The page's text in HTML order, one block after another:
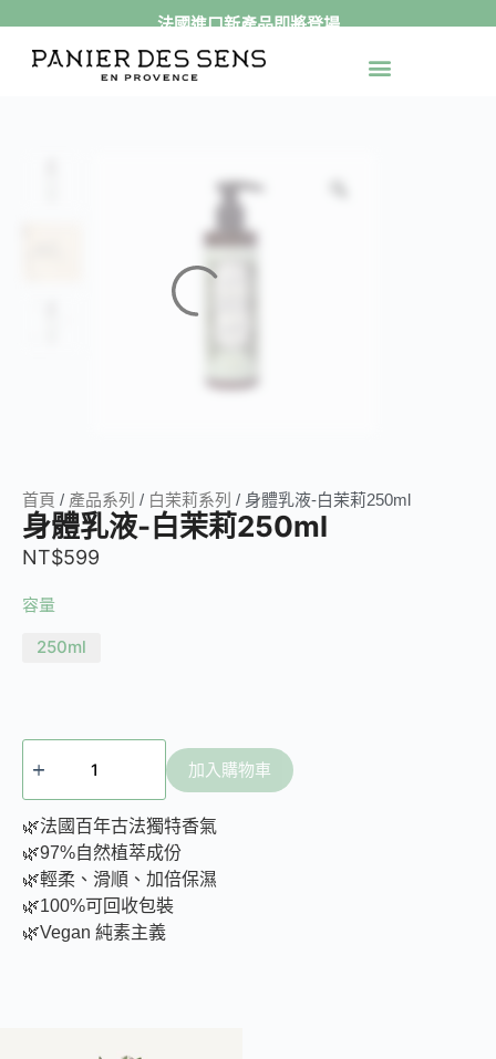
跳
至
法國進口新產品即將登場
首頁 / 產品系列 / 白茉莉系列 / 身體乳液-白茉莉250ml
身體乳液-白茉莉250ml
NT$599
容量
250ml
加入購物車
🌿法國百年古法獨特香氣
🌿97%自然植萃成份
🌿輕柔、滑順、加倍保濕
🌿100%可回收包裝
🌿Vegan 純素主義